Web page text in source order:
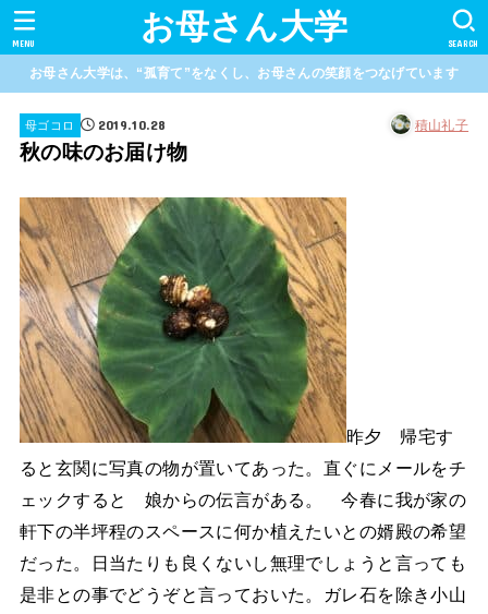
お母さん大学 SEARCH
MENU
お母さん大学は、“孤育て”をなくし、お母さんの笑顔をつなげています
母ゴコロ 2019.10.28 積山礼子
秋の味のお届け物
昨夕 帰宅す
ると玄関に写真の物が置いてあった。直ぐにメールをチ
ェックすると 娘からの伝言がある。 今春に我が家の
軒下の半坪程のスペースに何か植えたいとの婿殿の希望
だった。日当たりも良くないし無理でしょうと言っても
是非との事でどうぞと言っておいた。ガレ石を除き小山